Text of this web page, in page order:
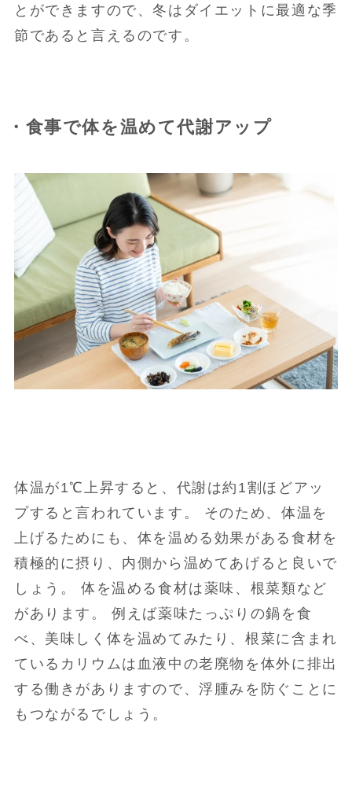
とができますので、冬はダイエットに最適な季
節であると言えるのです。
・食事で体を温めて代謝アップ
体温が1℃上昇すると、代謝は約1割ほどアッ
プすると言われています。 そのため、体温を
上げるためにも、体を温める効果がある食材を
積極的に摂り、内側から温めてあげると良いで
しょう。 体を温める食材は薬味、根菜類など
があります。 例えば薬味たっぷりの鍋を食
べ、美味しく体を温めてみたり、根菜に含まれ
ているカリウムは血液中の老廃物を体外に排出
する働きがありますので、浮腫みを防ぐことに
もつながるでしょう。